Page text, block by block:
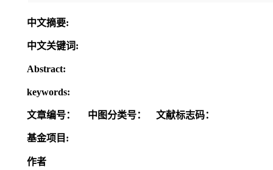
中文摘要:
中文关键词:
Abstract:
keywords:
文章编号： 中图分类号： 文献标志码：
基金项目:
作者